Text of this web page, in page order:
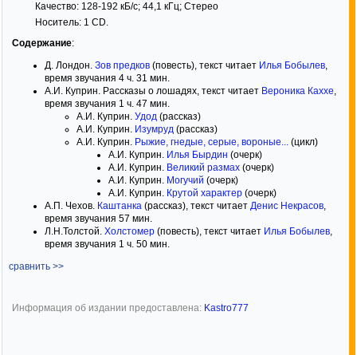
Качество: 128-192 кБ/с; 44,1 кГц; Стерео
Носитель: 1 CD.
Содержание:
Д. Лондон. Зов предков (повесть), текст читает Илья Бобылев,
время звучания 4 ч. 31 мин.
А.И. Куприн. Рассказы о лошадях, текст читает Вероника Каххе,
время звучания 1 ч. 47 мин.
А.И. Куприн. Удод (рассказ)
А.И. Куприн. Изумруд (рассказ)
А.И. Куприн. Рыжие, гнедые, серые, вороные... (цикл)
А.И. Куприн. Илья Бырдин (очерк)
А.И. Куприн. Великий размах (очерк)
А.И. Куприн. Могучий (очерк)
А.И. Куприн. Крутой характер (очерк)
А.П. Чехов. Каштанка (рассказ), текст читает Денис Некрасов,
время звучания 57 мин.
Л.Н.Толстой. Холстомер (повесть), текст читает Илья Бобылев,
время звучания 1 ч. 50 мин.
сравнить >>
Информация об издании предоставлена: Kastro777